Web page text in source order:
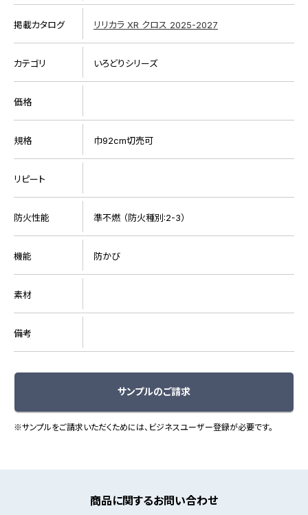
掲載カタログ リリカラ XR クロス 2025-2027
カテゴリ いろどりシリーズ
価格
規格 巾92cm切売可
リピート
防火性能 準不燃 （防火種別:2-3）
機能 防かび
素材
備考
サンプルのご請求
※サンプルをご請求いただくためには、ビジネスユーザー登録が必要です。
商品に関するお問い合わせ